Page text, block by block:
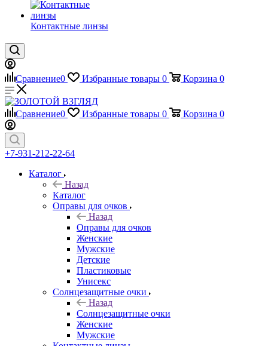
Контактные линзы
Сравнение0 Избранные товары 0 Корзина 0
Сравнение0 Избранные товары 0 Корзина 0
+7-931-212-22-64
Каталог
Назад
Каталог
Оправы для очков
Назад
Оправы для очков
Женские
Мужские
Детские
Пластиковые
Унисекс
Солнцезащитные очки
Назад
Солнцезащитные очки
Женские
Мужские